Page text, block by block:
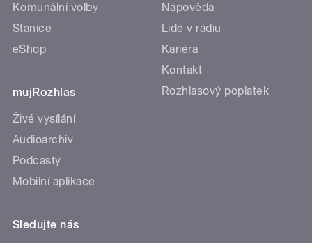
Komunální volby
Stanice
eShop
mujRozhlas
Živé vysílání
Audioarchiv
Podcasty
Mobilní aplikace
Nápověda
Lidé v rádiu
Kariéra
Kontakt
Rozhlasový poplatek
Sledujte nás